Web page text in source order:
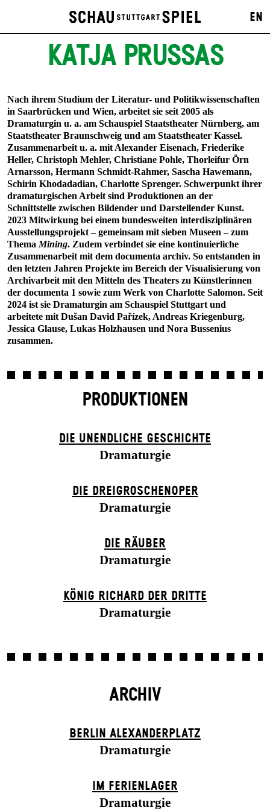
EN
KATJA PRUSSAS
Nach ihrem Studium der Literatur- und Politikwissenschaften
in Saarbrücken und Wien, arbeitet sie seit 2005 als
Dramaturgin u. a. am Schauspiel Staatstheater Nürnberg, am
Staatstheater Braunschweig und am Staatstheater Kassel.
Zusammenarbeit u. a. mit Alexander Eisenach, Friederike
Heller, Christoph Mehler, Christiane Pohle, Thorleifur Örn
Arnarsson, Hermann Schmidt-Rahmer, Sascha Hawemann,
Schirin Khodadadian, Charlotte Sprenger. Schwerpunkt ihrer
dramaturgischen Arbeit sind Produktionen an der
Schnittstelle zwischen Bildender und Darstellender Kunst.
2023 Mitwirkung bei einem bundesweiten interdisziplinären
Ausstellungsprojekt – gemeinsam mit sieben Museen – zum
Thema Mining. Zudem verbindet sie eine kontinuierliche
Zusammenarbeit mit dem documenta archiv. So entstanden in
den letzten Jahren Projekte im Bereich der Visualisierung von
Archivarbeit mit den Mitteln des Theaters zu Künstlerinnen
der documenta 1 sowie zum Werk von Charlotte Salomon. Seit
2024 ist sie Dramaturgin am Schauspiel Stuttgart und
arbeitete mit Dušan David Pařízek, Andreas Kriegenburg,
Jessica Glause, Lukas Holzhausen und Nora Bussenius
zusammen.
PRODUKTIONEN
DIE UN­ENDLICHE GESCHICHTE
Dramaturgie
DIE DREI­GROSCHEN­OPER
Dramaturgie
DIE RÄUBER
Dramaturgie
KÖNIG RICHARD DER DRITTE
Dramaturgie
ARCHIV
BERLIN ALEXANDER­PLATZ
Dramaturgie
IM FERIEN­LAGER
Dramaturgie